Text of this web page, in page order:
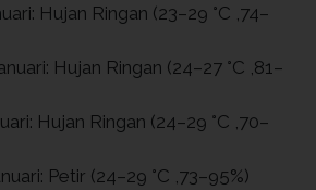
Hujan Ringan (23–29 °C ,74–
Hujan Ringan (24–27 °C ,81–
Hujan Ringan (24–29 °C ,70–
Petir (24–29 °C ,73–95%)